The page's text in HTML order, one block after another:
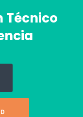
Técnico